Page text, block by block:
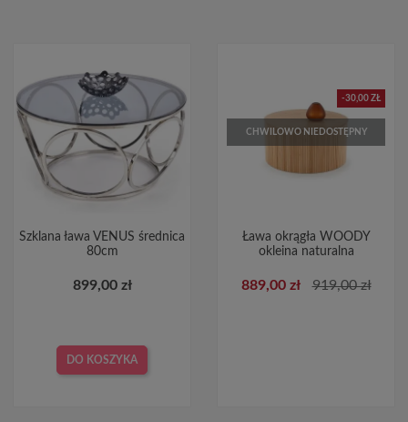
Szklana ława VENUS średnica
80cm
899,00 zł
DO KOSZYKA
-30,00 ZŁ
CHWILOWO NIEDOSTĘPNY
Ława okrągła WOODY
okleina naturalna
889,00 zł 919,00 zł